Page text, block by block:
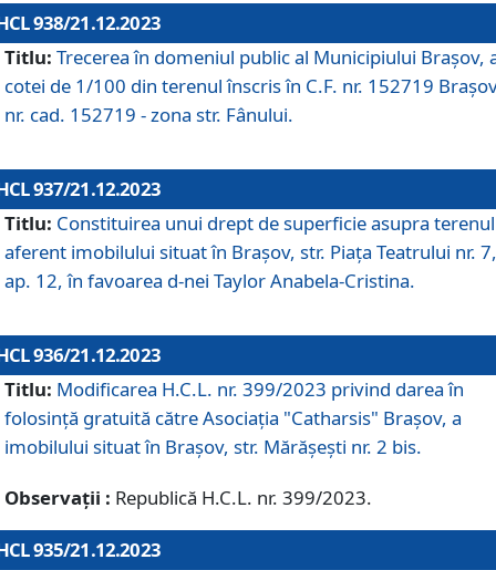
938/21.12.2023
Titlu: Trecerea în domeniul public al Municipiului Braşov,
cotei de 1/100 din terenul înscris în C.F. nr. 152719
nr. cad. 152719 - zona str. Fânului.
937/21.12.2023
Titlu: Constituirea unui drept de superficie asupra
aferent imobilului situat în Brașov, str. Piața Teatrului nr. 7,
ap. 12, în favoarea d-nei Taylor Anabela-Cristina.
936/21.12.2023
Titlu: Modificarea H.C.L. nr. 399/2023 privind darea în
folosinţă gratuită către Asociaţia "Catharsis" Brașov, a
imobilului situat în Braşov, str. Mărăşeşti nr. 2 bis.
Observații : Republică H.C.L. nr. 399/2023.
935/21.12.2023